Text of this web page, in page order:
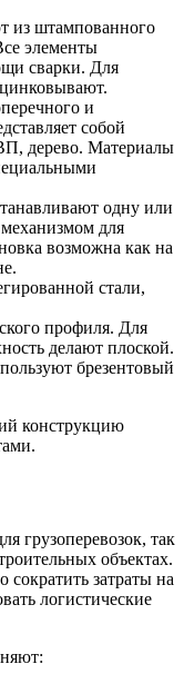
из штампованного
элементы
сварки. Для
и
собой
дерево. Материалы
одну или
для
возможна как на
стали,
профиля. Для
делают плоской.
брезентовый
конструкцию
грузоперевозок, так
объектах.
затраты на
логистические